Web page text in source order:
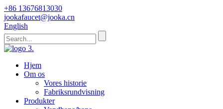
+86 13676813030
jookafaucet@jooka.cn
English
Hjem
Om os
Vores historie
Fabriksrundvisning
Produkter